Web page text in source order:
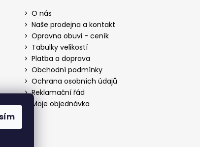
O nás
Naše prodejna a kontakt
Opravna obuvi - ceník
Tabulky velikostí
Platba a doprava
Obchodní podmínky
Ochrana osobních údajů
Reklamační řád
Moje objednávka